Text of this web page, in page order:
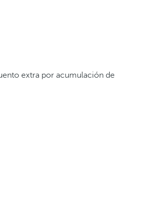
extra por acumulación de